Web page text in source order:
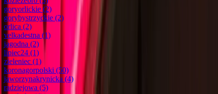
goryorlickie (2)
gorybystrzyckie (2)
orlica (2)
velkadestna (1)
jagodna (2)
lipiec24 (1)
zieleniec (1)
koronagorpolski (50)
jaworzynakrynicka (4)
radziejowa (5)